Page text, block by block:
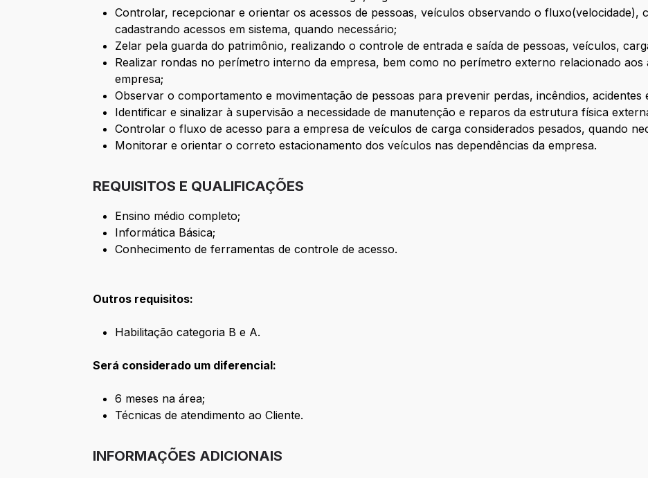
Controlar, recepcionar e orientar os acessos de pessoas, veículos observando o fluxo(velocidade),
cadastrando acessos em sistema, quando necessário;
Zelar pela guarda do patrimônio, realizando o controle de entrada e saída de pessoas, veículos,
Realizar rondas no perímetro interno da empresa, bem como no perímetro externo relacionado aos
empresa;
Observar o comportamento e movimentação de pessoas para prevenir perdas, incêndios, acidentes
Identificar e sinalizar à supervisão a necessidade de manutenção e reparos da estrutura física
Controlar o fluxo de acesso para a empresa de veículos de carga considerados pesados, quando
Monitorar e orientar o correto estacionamento dos veículos nas dependências da empresa.
REQUISITOS E QUALIFICAÇÕES
Ensino médio completo;
Informática Básica;
Conhecimento de ferramentas de controle de acesso.
Outros requisitos:
Habilitação categoria B e A.
Será considerado um diferencial:
6 meses na área;
Técnicas de atendimento ao Cliente.
INFORMAÇÕES ADICIONAIS